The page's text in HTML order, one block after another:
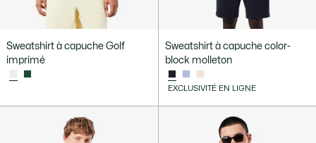
Sweatshirt à capuche Golf
imprimé
Sweatshirt à capuche color-
block molleton
EXCLUSIVITÉ EN LIGNE